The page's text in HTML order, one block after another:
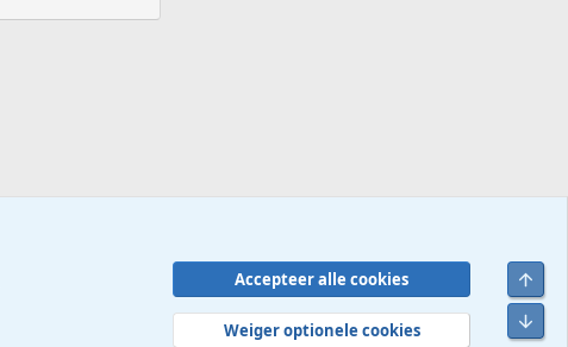
Voorwaarden en regels Privacybeleid Help
R
S
Accepteer alle cookies
Weiger optionele cookies